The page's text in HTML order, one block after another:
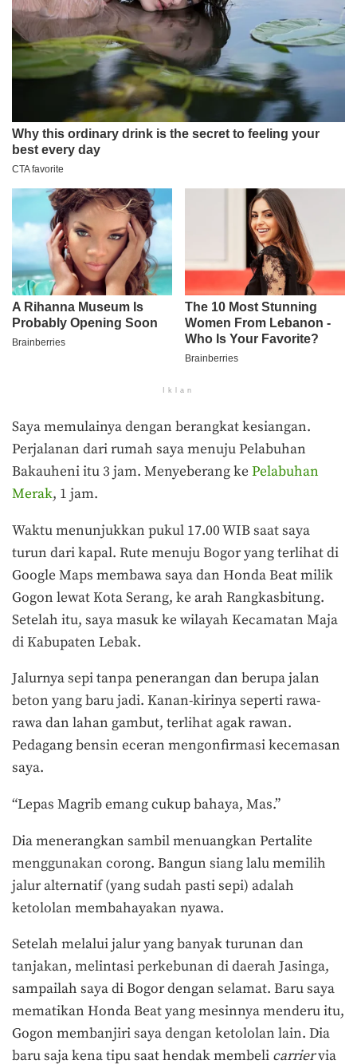
Iklan
Saya memulainya dengan berangkat kesiangan.
Perjalanan dari rumah saya menuju Pelabuhan
Bakauheni itu 3 jam. Menyeberang ke Pelabuhan
Merak, 1 jam.
Waktu menunjukkan pukul 17.00 WIB saat saya
turun dari kapal. Rute menuju Bogor yang terlihat di
Google Maps membawa saya dan Honda Beat milik
Gogon lewat Kota Serang, ke arah Rangkasbitung.
Setelah itu, saya masuk ke wilayah Kecamatan Maja
di Kabupaten Lebak.
Jalurnya sepi tanpa penerangan dan berupa jalan
beton yang baru jadi. Kanan-kirinya seperti rawa-
rawa dan lahan gambut, terlihat agak rawan.
Pedagang bensin eceran mengonfirmasi kecemasan
saya.
“Lepas Magrib emang cukup bahaya, Mas.”
Dia menerangkan sambil menuangkan Pertalite
menggunakan corong. Bangun siang lalu memilih
jalur alternatif (yang sudah pasti sepi) adalah
ketololan membahayakan nyawa.
Setelah melalui jalur yang banyak turunan dan
tanjakan, melintasi perkebunan di daerah Jasinga,
sampailah saya di Bogor dengan selamat. Baru saya
mematikan Honda Beat yang mesinnya menderu itu,
Gogon membanjiri saya dengan ketololan lain. Dia
baru saja kena tipu saat hendak membeli carriervia